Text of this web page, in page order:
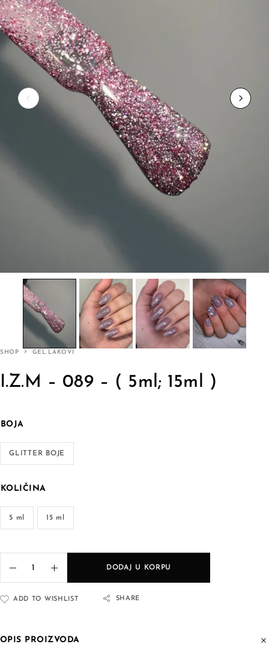
SHOP GEL LAKOVI
I.Z.M – 089 – ( 5ml; 15ml )
BOJA
GLITTER BOJE
KOLIČINA
5 ml 15 ml
DODAJ U KORPU
ADD TO WISHLIST SHARE
OPIS PROIZVODA